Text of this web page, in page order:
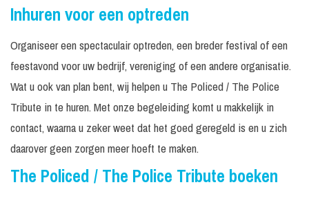
Inhuren voor een optreden
Organiseer een spectaculair optreden, een breder festival of een
feestavond voor uw bedrijf, vereniging of een andere organisatie.
Wat u ook van plan bent, wij helpen u The Policed / The Police
Tribute in te huren. Met onze begeleiding komt u makkelijk in
contact, waarna u zeker weet dat het goed geregeld is en u zich
daarover geen zorgen meer hoeft te maken.
The Policed / The Police Tribute boeken